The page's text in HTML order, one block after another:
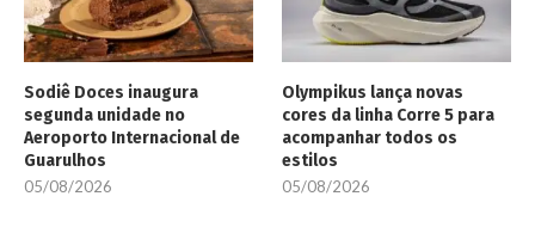
Sodiê Doces inaugura
segunda unidade no
Aeroporto Internacional de
Guarulhos
05/08/2026
Olympikus lança novas
cores da linha Corre 5 para
acompanhar todos os
estilos
05/08/2026